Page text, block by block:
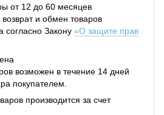
от 12 до 60 месяцев
и обмен товаров
согласно Закону «О защите прав
возможен в течение 14 дней
покупателем.
производится за счет